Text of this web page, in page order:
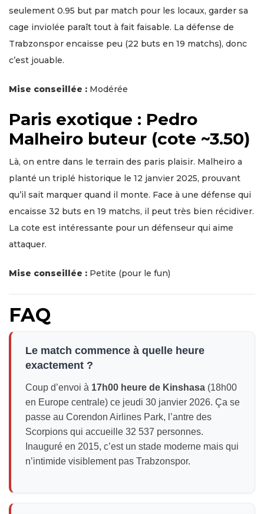
seulement 0.95 but par match pour les locaux, garder sa
cage inviolée paraît tout à fait faisable. La défense de
Trabzonspor encaisse peu (22 buts en 19 matchs), donc
c’est jouable.
Mise conseillée : Modérée
Paris exotique : Pedro
Malheiro buteur (cote ~3.50)
Là, on entre dans le terrain des paris plaisir. Malheiro a
planté un triplé historique le 12 janvier 2025, prouvant
qu’il sait marquer quand il monte. Face à une défense qui
encaisse 32 buts en 19 matchs, il peut très bien récidiver.
La cote est intéressante pour un défenseur qui aime
attaquer.
Mise conseillée : Petite (pour le fun)
FAQ
Le match commence à quelle heure
exactement ?
Coup d’envoi à 17h00 heure de Kinshasa (18h00
en Europe centrale) ce jeudi 30 janvier 2026. Ça se
passe au Corendon Airlines Park, l’antre des
Scorpions qui accueille 32 537 personnes.
Inauguré en 2015, c’est un stade moderne mais qui
n’intimide visiblement pas Trabzonspor.